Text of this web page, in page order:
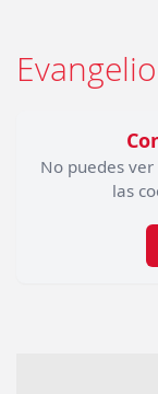
No puedes
las